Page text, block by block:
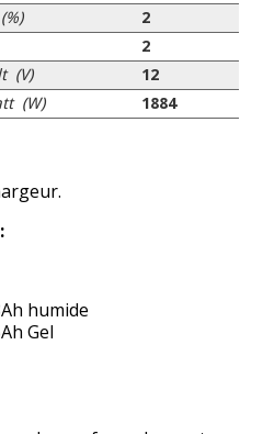
2
2
(V)
12
(W) 1884
humide
Gel